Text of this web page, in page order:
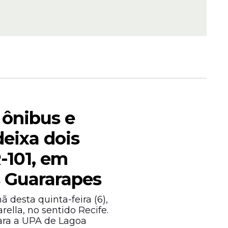
e
dois
em
desta quinta-feira (6),
no sentido Recife.
a UPA de Lagoa